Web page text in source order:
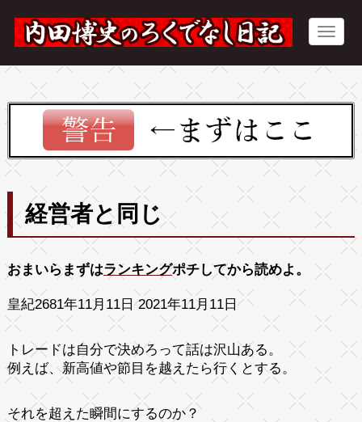
経営者と同じ
おまいらまずはランキングポチしてから読めよ。
皇紀2681年11月11日 2021年11月11日
トレードは自分で決めろって話は沢山ある。
例えば、新高値や節目を越えたら行くとする。
それを超えた瞬間にするのか？